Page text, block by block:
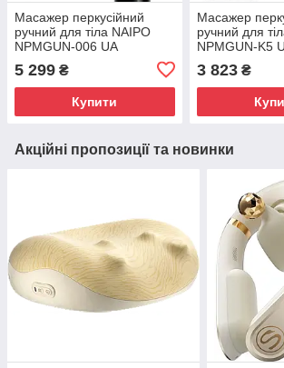
Масажер перкусійний
ручний для тіла NAIPO
NPMGUN-006 UA
5 299 ₴
Купити
Масажер
ручний для
NPMGUN-K5
3 823₴
Акційні пропозиції та новинки